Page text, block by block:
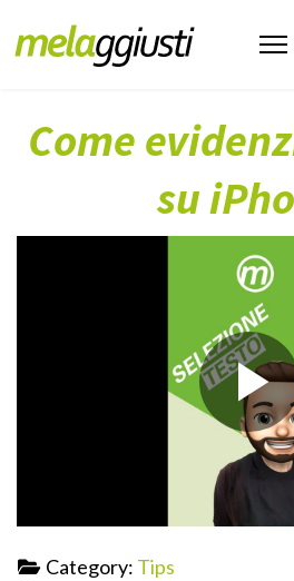
Come
su
Category: Tips